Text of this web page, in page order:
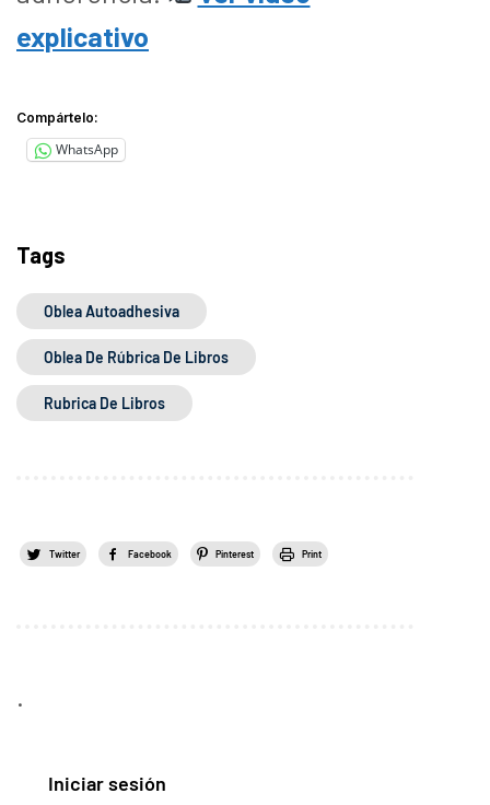
explicativo
Compártelo:
WhatsApp
Tags
Oblea Autoadhesiva
Oblea De Rúbrica De Libros
Rubrica De Libros
Twitter Facebook Pinterest Print
.
Iniciar sesión